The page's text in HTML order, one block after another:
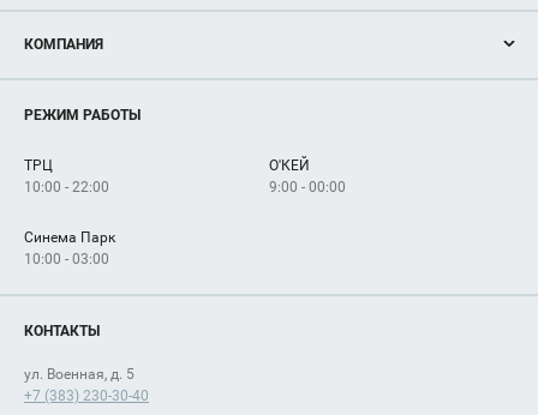
Новости
Магазины
Услуги
КОМПАНИЯ
Рекламодателям
Как добраться
РЕЖИМ РАБОТЫ
ТРЦ
10:00 - 22:00
О'КЕЙ
9:00 - 00:00
Синема Парк
10:00 - 03:00
КОНТАКТЫ
ул. Военная, д. 5
+7 (383) 230-30-40